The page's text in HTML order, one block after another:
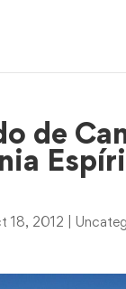
de
18, 2012